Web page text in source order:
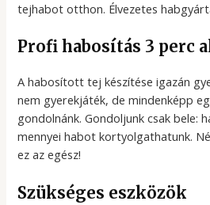
tejhabot otthon. Élvezetes
Profi habosítás 3 perc
A habosított tej készítése igazán
nem gyerekjáték, de mindenképp
gondolnánk. Gondoljunk csak bele:
mennyei habot kortyolgathatunk.
ez az egész!
Szükséges eszközök